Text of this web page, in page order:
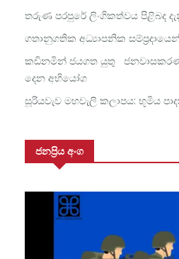
තරුණ පරපුරේ ලිංගිකත්වය පිළිබද
ගතානුගතික අධ්‍යාපනික
කඩිනමින් ජයගත යුතු
දෙන අභියෝග
සූරියවැව මහවැලි කලාපය: භූමිය
ජනප්‍රිය අංග